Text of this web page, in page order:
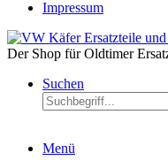
Impressum
Der Shop für Oldtimer
Suchen
Menü